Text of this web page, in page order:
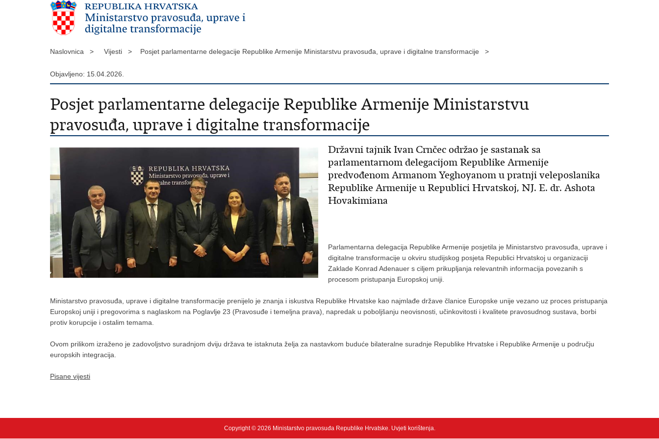
Naslovnica > Vijesti > Posjet parlamentarne delegacije Republike Armenije Ministarstvu pravosuđa, uprave i digitalne transformacije >
Objavljeno: 15.04.2026.
Posjet parlamentarne delegacije Republike Armenije Ministarstvu
pravosuđa, uprave i digitalne transformacije
Državni tajnik Ivan Crnčec održao je sastanak sa
parlamentarnom delegacijom Republike Armenije
predvođenom Armanom Yeghoyanom u pratnji veleposlanika
Republike Armenije u Republici Hrvatskoj, NJ. E. dr. Ashota
Hovakimiana
Parlamentarna delegacija Republike Armenije posjetila je Ministarstvo pravosuđa, uprave i
digitalne transformacije u okviru studijskog posjeta Republici Hrvatskoj u organizaciji
Zaklade Konrad Adenauer s ciljem prikupljanja relevantnih informacija povezanih s
procesom pristupanja Europskoj uniji.
Ministarstvo pravosuđa, uprave i digitalne transformacije prenijelo je znanja i iskustva Republike Hrvatske kao najmlađe države članice Europske unije vezano uz proces pristupanja
Europskoj uniji i pregovorima s naglaskom na Poglavlje 23 (Pravosuđe i temeljna prava), napredak u poboljšanju neovisnosti, učinkovitosti i kvalitete pravosudnog sustava, borbi
protiv korupcije i ostalim temama.
Ovom prilikom izraženo je zadovoljstvo suradnjom dviju država te istaknuta želja za nastavkom buduće bilateralne suradnje Republike Hrvatske i Republike Armenije u području
europskih integracija.
Pisane vijesti
Copyright © 2026 Ministarstvo pravosuđa Republike Hrvatske. Uvjeti korištenja.